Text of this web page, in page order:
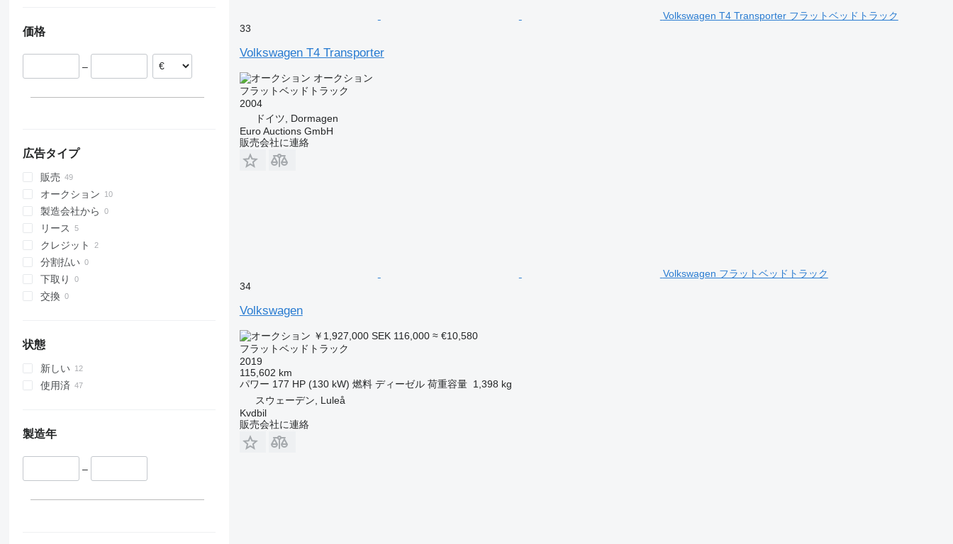
チェコ
価格
–
広告タイプ
販売
オークション
製造会社から
リース
クレジット
分割払い
下取り
交換
状態
新しい
使用済
製造年
–
Volkswagen T4 Transporter フラットベッドトラック
33
Volkswagen T4 Transporter
オークション
フラットベッドトラック
2004
ドイツ, Dormagen
Euro Auctions GmbH
販売会社に連絡
Volkswagen フラットベッドトラック
34
Volkswagen
￥1,927,000 SEK 116,000 ≈ €10,580
フラットベッドトラック
2019
115,602 km
パワー 177 HP (130 kW) 燃料 ディーゼル 荷重容量 1,398 kg
スウェーデン, Luleå
Kvdbil
販売会社に連絡